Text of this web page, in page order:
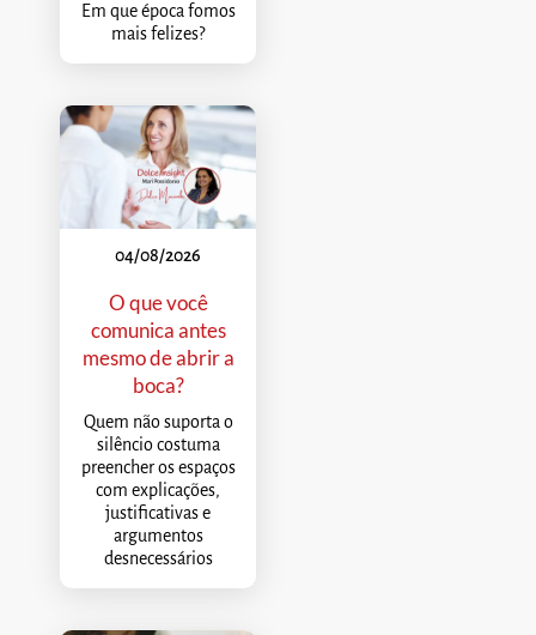
Em que época fomos
mais felizes?
04/08/2026
O que você
comunica antes
mesmo de abrir a
boca?
Quem não suporta o
silêncio costuma
preencher os espaços
com explicações,
justificativas e
argumentos
desnecessários